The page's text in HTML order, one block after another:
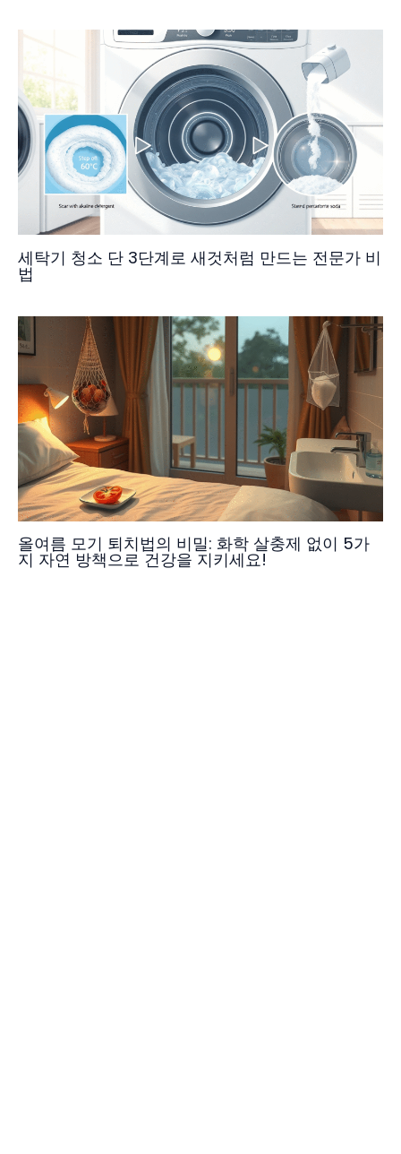
세탁기 청소 단 3단계로 새것처럼 만드는 전문가 비
법
올여름 모기 퇴치법의 비밀: 화학 살충제 없이 5가
지 자연 방책으로 건강을 지키세요!